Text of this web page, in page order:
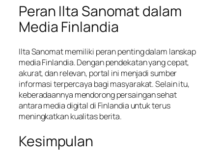
Peran Ilta Sanomat dalam
Media Finlandia
Ilta Sanomat memiliki peran penting dalam lanskap
media Finlandia. Dengan pendekatan yang cepat,
akurat, dan relevan, portal ini menjadi sumber
informasi terpercaya bagi masyarakat. Selain itu,
keberadaannya mendorong persaingan sehat
antara media digital di Finlandia untuk terus
meningkatkan kualitas berita.
Kesimpulan